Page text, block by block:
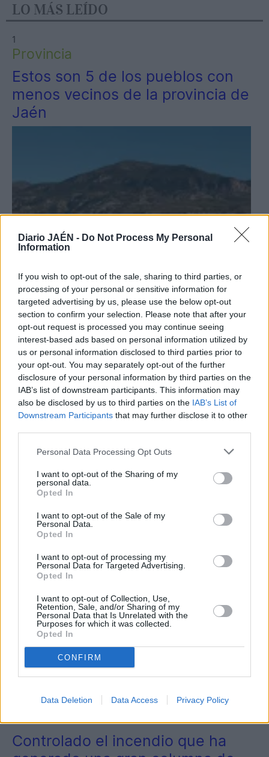
Diario JAÉN - Do Not Process My Personal
Information
If you wish to opt-out of the sale, sharing to third parties, or
processing of your personal or sensitive information for
targeted advertising by us, please use the below opt-out
section to confirm your selection. Please note that after your
opt-out request is processed you may continue seeing
interest-based ads based on personal information utilized by
us or personal information disclosed to third parties prior to
your opt-out. You may separately opt-out of the further
disclosure of your personal information by third parties on the
IAB’s list of downstream participants. This information may
also be disclosed by us to third parties on the IAB’s List of
Downstream Participants that may further disclose it to other
Personal Data Processing Opt Outs
I want to opt-out of the Sharing of my
personal data.
Opted In
I want to opt-out of the Sale of my
Personal Data.
Opted In
I want to opt-out of processing my
Personal Data for Targeted Advertising.
Opted In
I want to opt-out of Collection, Use,
Retention, Sale, and/or Sharing of my
Personal Data that Is Unrelated with the
Purposes for which it was collected.
Opted In
CONFIRM
Data Deletion Data Access Privacy Policy
LO MÁS LEÍDO
1
Provincia
Estos son 5 de los pueblos con
menos vecinos de la provincia de
Jaén
Jaén
Jaén llora la pérdida de Manuel
Valenzuela Civantos
Jaén
Controlado el incendio que ha